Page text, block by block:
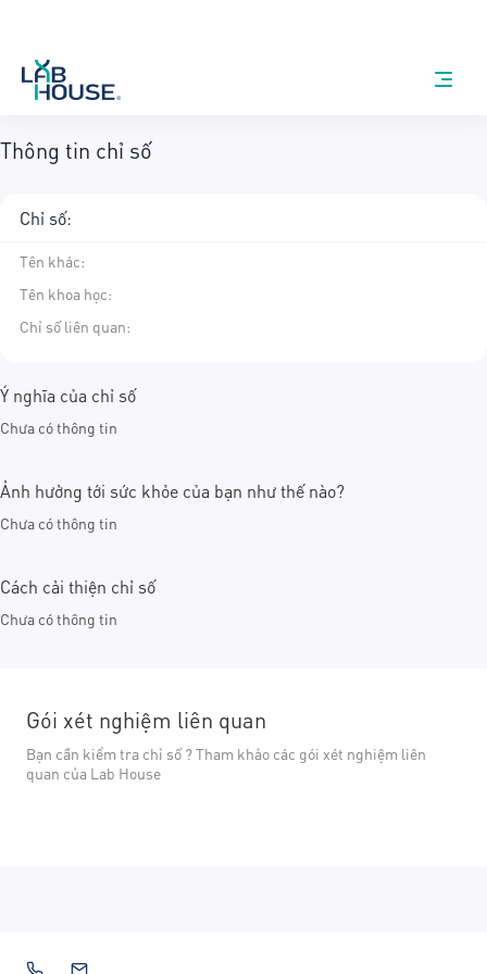
Thông tin chỉ số
Chỉ số:
Tên khác:
Tên khoa học:
Chỉ số liên quan:
Ý nghĩa của chỉ số
Chưa có thông tin
Ảnh hưởng tới sức khỏe của bạn như thế nào?
Chưa có thông tin
Cách cải thiện chỉ số
Chưa có thông tin
Gói xét nghiệm liên quan
Bạn cần kiểm tra chỉ số ? Tham khảo các gói xét nghiệm liên
quan của Lab House